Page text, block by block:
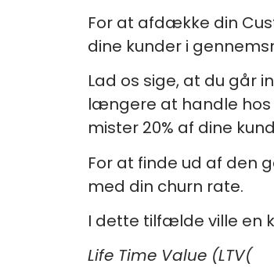
For at afdække din
dine kunder i
Lad os sige, at du går
længere at handle hos
mister 20% af dine
For at finde ud af den
med din churn rate.
I dette tilfælde ville en
Life Time Value (LTV(